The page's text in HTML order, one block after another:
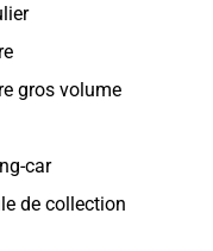
gros volume
car
de collection